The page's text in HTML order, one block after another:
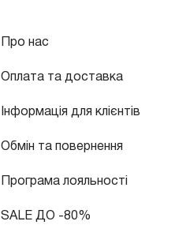
Про нас
Оплата та доставка
Інформація для клієнтів
Обмін та повернення
Програма лояльності
SALE ДО -80%